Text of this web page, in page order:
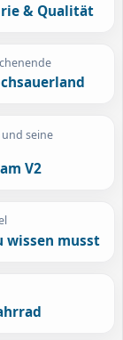
& Qualität
und seine
V2
wissen musst